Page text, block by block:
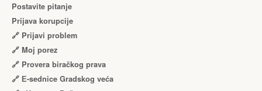
Postavite pitanje
Prijava korupcije
🔗 Prijavi problem
🔗 Moj porez
🔗 Provera biračkog prava
🔗 Е-sednice Gradskog veća